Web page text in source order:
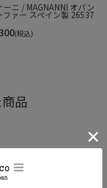
揮しています。
ーニ / MAGNANNI オパン
ファー スペイン製 26537
(税込)
品